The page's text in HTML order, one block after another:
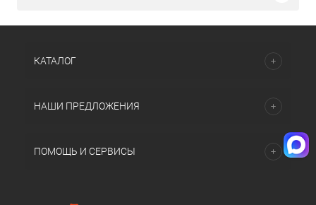
КАТАЛОГ
НАШИ ПРЕДЛОЖЕНИЯ
ПОМОЩЬ И СЕРВИСЫ